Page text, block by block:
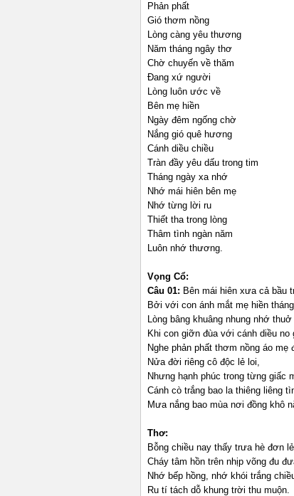
Phản phất
Gió thơm nồng
Lòng càng yêu thương
Năm tháng ngây thơ
Chờ chuyến về thăm
Đang xứ người
Lòng luôn ước về
Bên mẹ hiền
Ngày đêm ngống chờ
Nắng gió quê hương
Cánh diều chiều
Tràn đầy yêu dấu trong tim
Tháng ngày xa nhớ
Nhớ mái hiên bên mẹ
Nhớ từng lời ru
Thiết tha trong lòng
Thâm tình ngàn năm
Luôn nhớ thương.
Vọng Cổ:
Câu 01: Bên mái hiên xưa cả bầu
Bởi với con ánh mắt mẹ hiền
Lòng bâng khuâng nhung nhớ
Khi con giỡn đùa với cánh diều no
Nghe phản phất thơm nồng áo mẹ
Nửa đời riêng cô độc lẻ loi,
Nhưng hạnh phúc trong từng giấc
Cánh cò trắng bao la thiêng liêng
Mưa nắng bao mùa nơi đồng khô
Thơ:
Bỗng chiều nay thấy trưa hè đơn lẻ
Cháy tâm hồn trên nhịp võng đu
Nhớ bếp hồng, nhớ khói trắng
Ru tí tách dỗ khung trời thu muộn.